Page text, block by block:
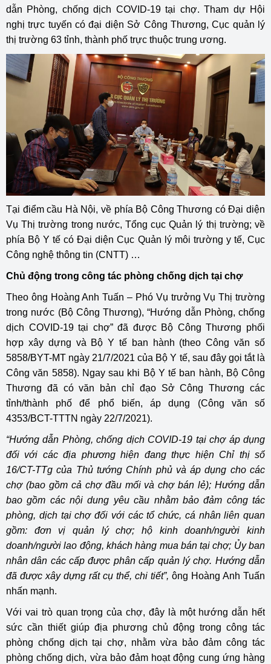
dẫn Phòng, chống dịch COVID-19 tại chợ. Tham dự Hội
nghị trực tuyến có đại diện Sở Công Thương, Cục quản lý
thị trường 63 tỉnh, thành phố trực thuộc trung ương.
Tại điểm cầu Hà Nội, về phía Bộ Công Thương có Đại diện
Vụ Thị trường trong nước, Tổng cục Quản lý thị trường; về
phía Bộ Y tế có Đại diện Cục Quản lý môi trường y tế, Cục
Công nghệ thông tin (CNTT) …
Chủ động trong công tác phòng chống dịch tại chợ
Theo ông Hoàng Anh Tuấn – Phó Vụ trưởng Vụ Thị trường
trong nước (Bộ Công Thương), “Hướng dẫn Phòng, chống
dịch COVID-19 tại chợ” đã được Bộ Công Thương phối
hợp xây dựng và Bộ Y tế ban hành (theo Công văn số
5858/BYT-MT ngày 21/7/2021 của Bộ Y tế, sau đây gọi tắt là
Công văn 5858). Ngay sau khi Bộ Y tế ban hành, Bộ Công
Thương đã có văn bản chỉ đạo Sở Công Thương các
tỉnh/thành phố để phổ biến, áp dụng (Công văn số
4353/BCT-TTTN ngày 22/7/2021).
“Hướng dẫn Phòng, chống dịch COVID-19 tại chợ áp dụng
đối với các địa phương hiện đang thực hiện Chỉ thị số
16/CT-TTg của Thủ tướng Chính phủ và áp dụng cho các
chợ (bao gồm cả chợ đầu mối và chợ bán lẻ); Hướng dẫn
bao gồm các nội dung yêu cầu nhằm bảo đảm công tác
phòng, dịch tại chợ đối với các tổ chức, cá nhân liên quan
gồm: đơn vị quản lý chợ; hộ kinh doanh/người kinh
doanh/người lao động, khách hàng mua bán tại chợ; Ủy ban
nhân dân các cấp được phân cấp quản lý chợ. Hướng dẫn
đã được xây dựng rất cụ thể, chi tiết”, ông Hoàng Anh Tuấn
nhấn mạnh.
Với vai trò quan trọng của chợ, đây là một hướng dẫn hết
sức cần thiết giúp địa phương chủ động trong công tác
phòng chống dịch tại chợ, nhằm vừa bảo đảm công tác
phòng chống dịch, vừa bảo đảm hoạt động cung ứng hàng